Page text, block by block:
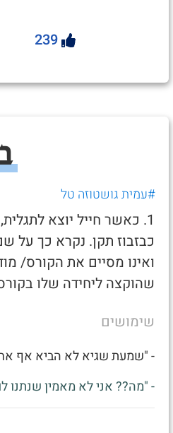
239
#עמית גושטוזה טל
1. כאשר חייל יוצא
כבזבוז תקן. נקרא כך על
ואינו מסיים את הקורס/
שהוקצה ליחידה שלו
שימושים
- "שמעת שגיא לא הביא אף
- "מה?? אני לא מאמין שנתנו